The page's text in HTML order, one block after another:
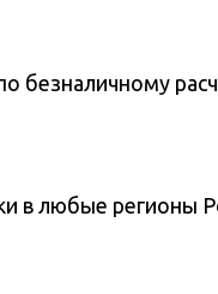
безналичному
в любые регионы